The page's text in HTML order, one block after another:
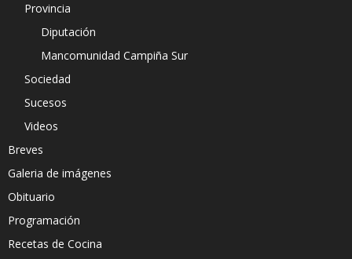
Provincia
Diputación
Mancomunidad Campiña Sur
Sociedad
Sucesos
Videos
Breves
Galeria de imágenes
Obituario
Programación
Recetas de Cocina